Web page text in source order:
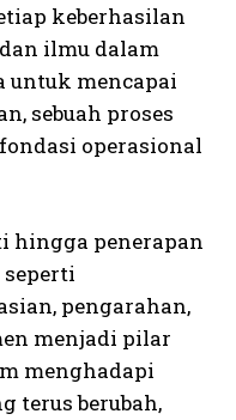
keberhasilan
ilmu dalam
untuk mencapai
sebuah proses
operasional
hingga penerapan
pengarahan,
menjadi pilar
menghadapi
terus berubah,